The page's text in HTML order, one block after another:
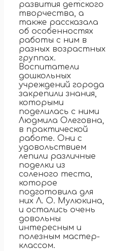
развития детского
творчества, а
также рассказала
об особенностях
работы с ним в
разных возрастных
группах.
Воспитатели
дошкольных
учреждений города
закрепили знания,
которыми
поделилась с ними
Людмила Олеговна,
в практической
работе. Они с
удовольствием
лепили различные
поделки из
соленого теста,
которое
подготовила для
них Л. О. Мулюкина,
и остались очень
довольны
интересным и
полезным мастер-
классом.